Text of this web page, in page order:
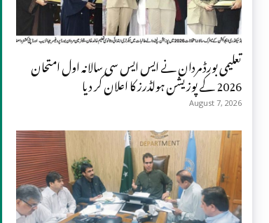
تعلیمی بورڈ مردان نے ایس ایس سی سالانہ اول امتحان
2026 کے پوزیشن ہولڈرز کا اعلان کر دیا
August 7, 2026